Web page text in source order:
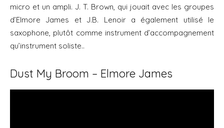
micro et un ampli. J. T. Brown, qui jouait avec les groupes
d’Elmore James et J.B. Lenoir a également utilisé le
saxophone, plutôt comme instrument d’accompagnement
qu’instrument soliste..
Dust My Broom – Elmore James